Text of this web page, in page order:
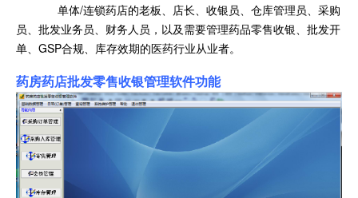
单体/连锁药店的老板、店长、收银员、仓库管理员、采购
员、批发业务员、财务人员，以及需要管理药品零售收银、批发开
单、GSP合规、库存效期的医药行业从业者。
药房药店批发零售收银管理软件功能